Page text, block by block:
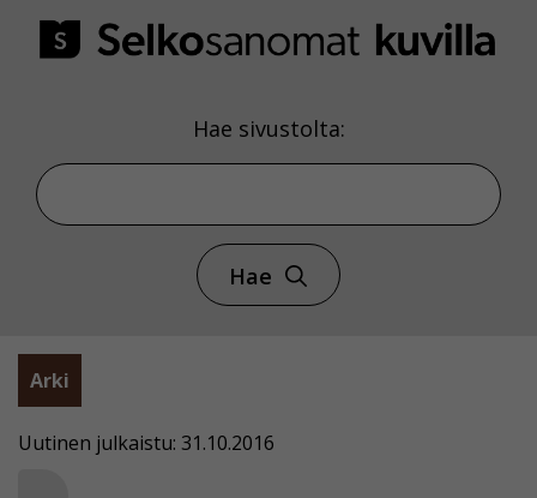
Hae sivustolta:
Hae
Arki
Uutinen julkaistu: 31.10.2016